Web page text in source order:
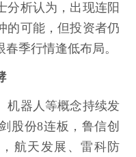
分析认为，出现连阳
的可能，但投资者仍
季行情逢低布局。
机器人等概念持续发
股份8连板，鲁信创
航天发展、雷科防